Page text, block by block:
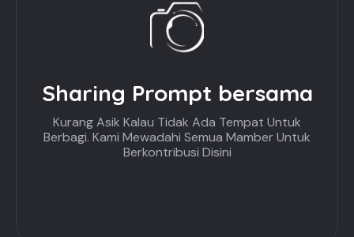
Sharing Prompt bersama
Kurang Asik Kalau Tidak Ada Tempat Untuk
Berbagi. Kami Mewadahi Semua Mamber Untuk
Berkontribusi Disini